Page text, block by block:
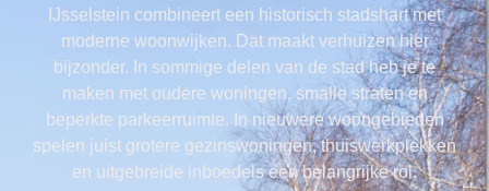
IJsselstein combineert een historisch stadshart met
moderne woonwijken. Dat maakt verhuizen hier
bijzonder. In sommige delen van de stad heb je te
maken met oudere woningen, smalle straten en
beperkte parkeerruimte. In nieuwere woongebieden
spelen juist grotere gezinswoningen, thuiswerkplekken
en uitgebreide inboedels een belangrijke rol.